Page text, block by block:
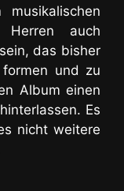
auch
das bisher
und zu
Album einen
Es
nicht weitere